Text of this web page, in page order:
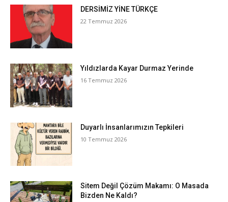
DERSİMİZ YİNE TÜRKÇE
22 Temmuz 2026
Yıldızlarda Kayar Durmaz Yerinde
16 Temmuz 2026
Duyarlı İnsanlarımızın Tepkileri
10 Temmuz 2026
Sitem Değil Çözüm Makamı: O Masada
Bizden Ne Kaldı?